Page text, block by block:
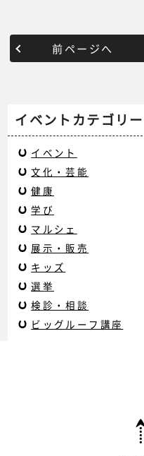
前ページへ
イベントカテゴリー
イベント
文化・芸能
健康
学び
マルシェ
展示・販売
キッズ
選挙
検診・相談
ビッグルーフ講座